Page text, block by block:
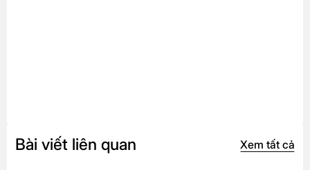
Bài viết liên quan Xem tất cả